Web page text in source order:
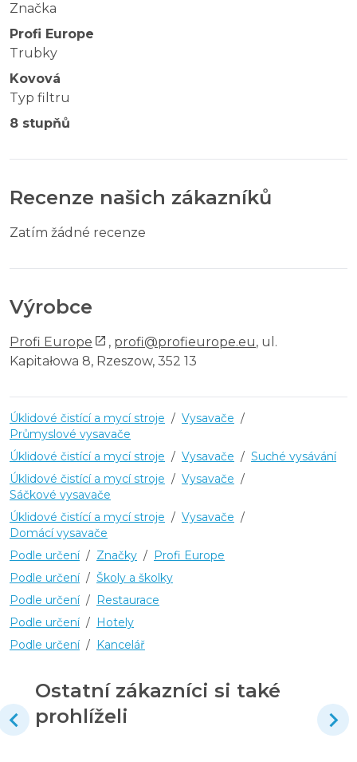
Značka
Profi Europe
Trubky
Kovová
Typ filtru
8 stupňů
Recenze našich zákazníků
Zatím žádné recenze
Výrobce
Profi Europe , profi@profieurope.eu, ul.
Kapitałowa 8, Rzeszow, 352 13
Úklidové čistící a mycí stroje / Vysavače /
Průmyslové vysavače
Úklidové čistící a mycí stroje / Vysavače / Suché vysávání
Úklidové čistící a mycí stroje / Vysavače /
Sáčkové vysavače
Úklidové čistící a mycí stroje / Vysavače /
Domácí vysavače
Podle určení / Značky /
Profi Europe
Podle určení / Školy a školky
Podle určení /
Restaurace
Podle určení /
Hotely
Podle určení / Kancelář
Ostatní zákazníci si také
prohlíželi